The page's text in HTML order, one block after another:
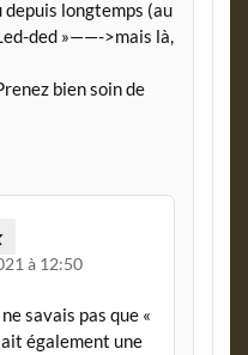
longtemps (au
ded »——->mais là,
bien soin de
à 12:50
savais pas que «
également une